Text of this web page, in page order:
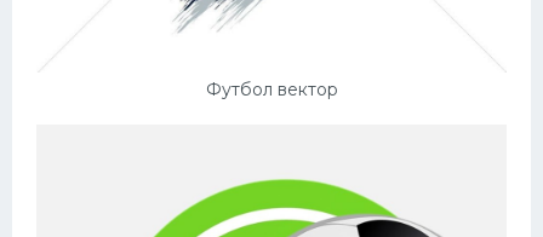
Футбол вектор